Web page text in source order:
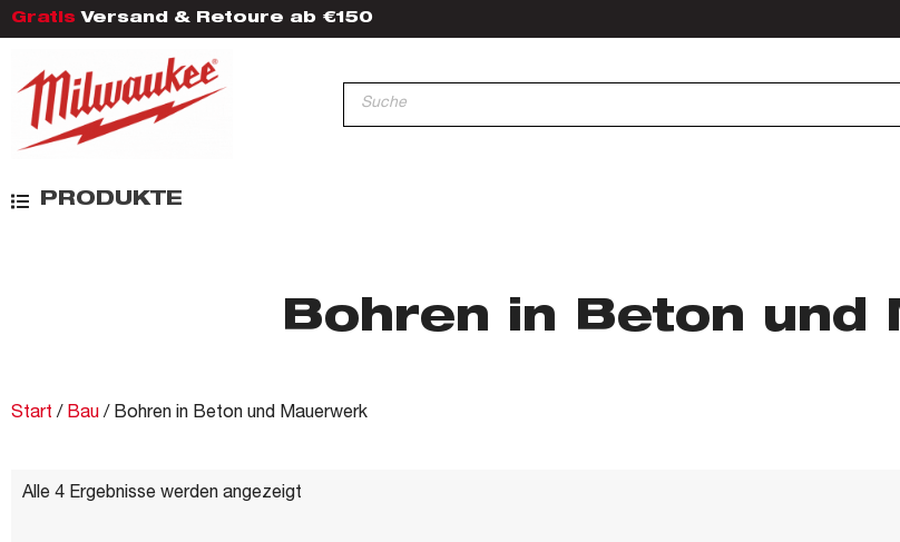
Gratis Versand & Retoure ab €150
PRODUKTE
Bohren in Beton und
Start / Bau / Bohren in Beton und Mauerwerk
Alle 4 Ergebnisse werden angezeigt